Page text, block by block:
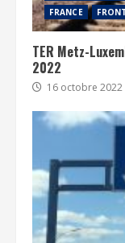
FRANCE
TER Metz-
2022
16 octobre 2022